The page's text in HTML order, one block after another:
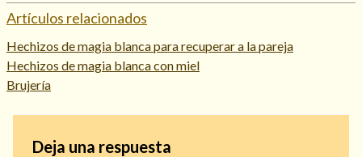
Artículos relacionados
Hechizos de magia blanca para recuperar a la pareja
Hechizos de magia blanca con miel
Brujería
Deja una respuesta